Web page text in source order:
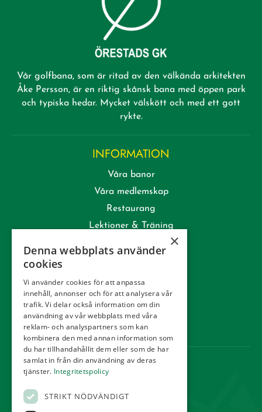
Vår golfbana, som är ritad av den välkända arkitekten
Åke Persson, är en riktig skånsk bana med öppen park
och typiska hedar. Mycket välskött och med ett gott
rykte.
INFORMATION
Våra banor
Våra medlemskap
Restaurang
Lektioner & Träning
Tävling
Integritetspolicy
Webbshop
KONTAKT
Golfvägen
×
Denna webbplats använder
cookies
Vi använder cookies för att anpassa
innehåll, annonser och för att analysera vår
trafik. Vi delar också information om din
användning av vår webbplats med våra
reklam- och analyspartners som kan
kombinera den med annan information som
du har tillhandahållit dem eller som de har
samlat in från din användning av deras
tjänster. Integritetspolicy
STRIKT NÖDVÄNDIGT